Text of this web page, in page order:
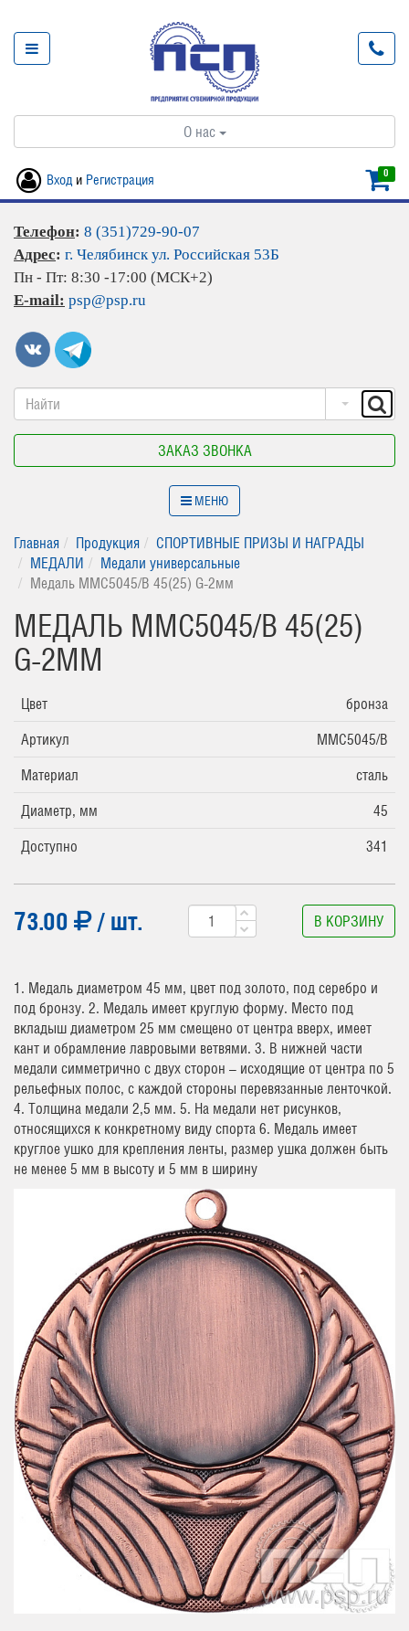
О нас
0
Вход и Регистрация
Телефон: 8 (351)729-90-07
Адрес: г. Челябинск ул. Российская 53Б
Пн - Пт: 8:30 -17:00 (МСК+2)
E-mail: psp@psp.ru
ЗАКАЗ ЗВОНКА
МЕНЮ
Главная Продукция
СПОРТИВНЫЕ ПРИЗЫ И НАГРАДЫ
МЕДАЛИ
Медали универсальные
Медаль MMC5045/B 45(25) G-2мм
МЕДАЛЬ MMC5045/B 45(25)
G-2ММ
Цвет
бронза
Артикул
MMC5045/B
Материал
сталь
Диаметр, мм
45
Доступно
341
73.00 / шт. В КОРЗИНУ
1. Медаль диаметром 45 мм, цвет под золото, под серебро и
под бронзу. 2. Медаль имеет круглую форму. Место под
вкладыш диаметром 25 мм смещено от центра вверх, имеет
кант и обрамление лавровыми ветвями. 3. В нижней части
медали симметрично с двух сторон – исходящие от центра по 5
рельефных полос, с каждой стороны перевязанные ленточкой.
4. Толщина медали 2,5 мм. 5. На медали нет рисунков,
относящихся к конкретному виду спорта 6. Медаль имеет
круглое ушко для крепления ленты, размер ушка должен быть
не менее 5 мм в высоту и 5 мм в ширину